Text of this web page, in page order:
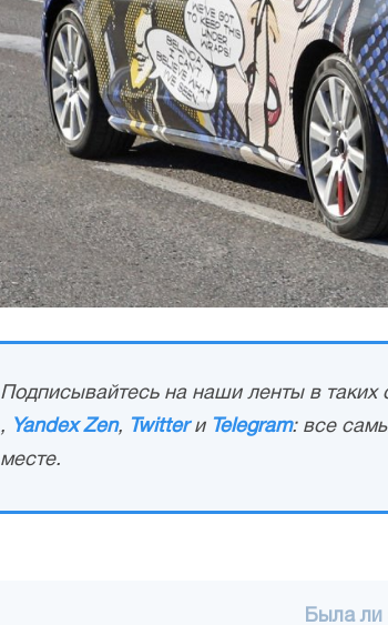
Подписывайтесь на наши ленты в таких
, Yandex Zen, Twitterи Telegram: все
месте.
Была ли